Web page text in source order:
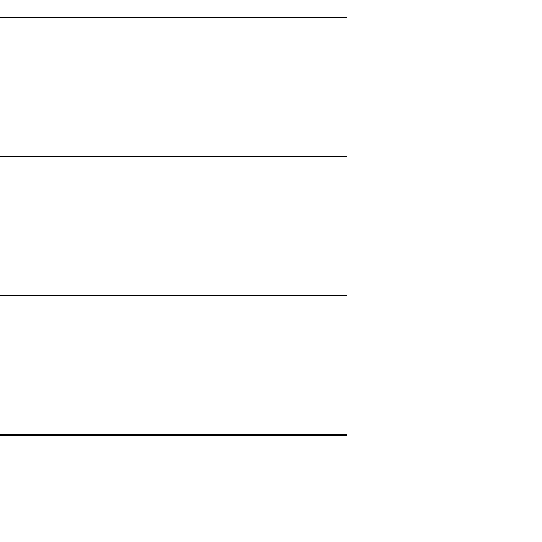
Konstruktion schneller als je
einen Sieg eingefahren.
machen es zu unserem
zeichnet durch eine noch